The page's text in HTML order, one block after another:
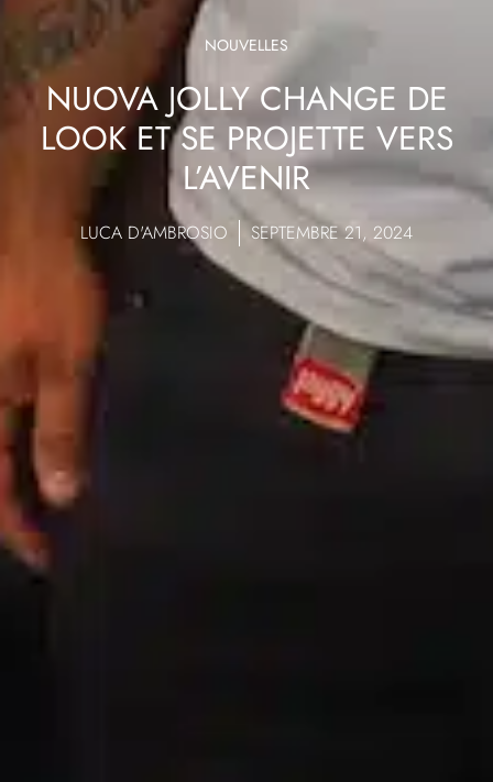
NOUVELLES
NUOVA JOLLY CHANGE DE
LOOK ET SE PROJETTE VERS
L’AVENIR
LUCA D'AMBROSIO SEPTEMBRE 21, 2024